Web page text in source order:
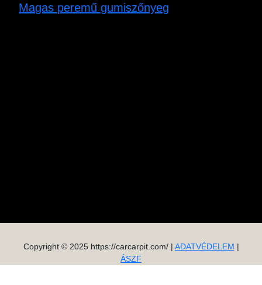
Magas peremű gumiszőnyeg
Copyright © 2025 https://carcarpit.com/ | ADATVÉDELEM |
ÁSZF